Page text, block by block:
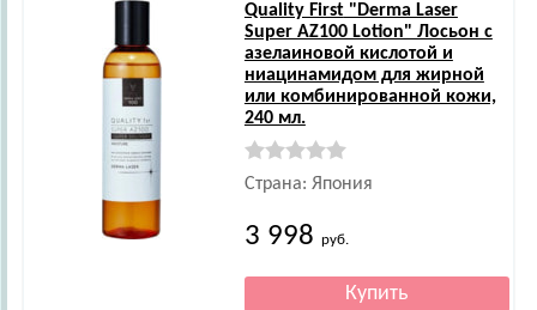
Quality First"Derma Laser
Super AZ100 Lotion" Лосьон с
азелаиновой кислотой и
ниацинамидом для жирной
или комбинированной кожи,
240 мл.
Страна: Япония
3 998 руб.